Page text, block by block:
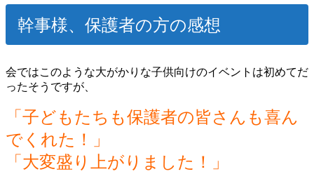
幹事様、保護者の方の感想
会ではこのような大がかりな子供向けのイベントは初めてだ
ったそうですが、
「子どもたちも保護者の皆さんも喜ん
でくれた！」
「大変盛り上がりました！」